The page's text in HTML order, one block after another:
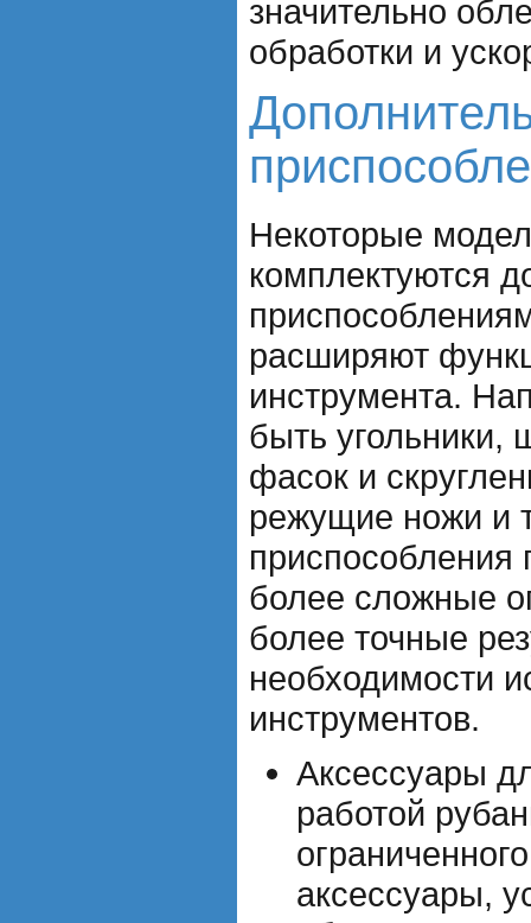
значительно
обработки и
Некоторые
комплектуются
расширяют
инструмента.
быть угольники,
фасок и
режущие ножи и
приспособления
более сложные
более точные
необходимости
инструментов.
Аксессуары
работой
аксессуары,